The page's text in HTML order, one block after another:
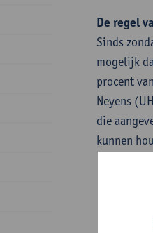
De regel
Sinds
mogelijk
procent
Neyens
die
kunnen